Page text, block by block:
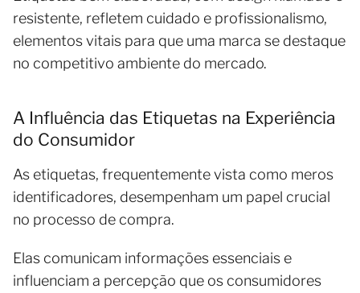
resistente, refletem cuidado e profissionalismo,
elementos vitais para que uma marca se destaque
no competitivo ambiente do mercado.
A Influência das Etiquetas na Experiência
do Consumidor
As etiquetas, frequentemente vista como meros
identificadores, desempenham um papel crucial
no processo de compra.
Elas comunicam informações essenciais e
influenciam a percepção que os consumidores